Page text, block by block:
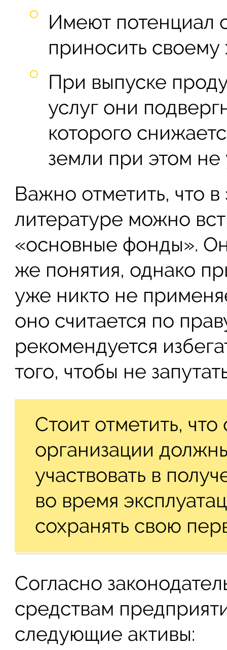
Имеют потенциал
приносить своему
При выпуске
услуг они
которого
земли при этом не
Важно отметить, что
литературе можно
«основные фонды».
же понятия, однако
уже никто не
оно считается по
рекомендуется
того, чтобы не
Стоит отметить,
организации
участвовать в
во время
сохранять свою
Согласно
средствам
следующие активы: